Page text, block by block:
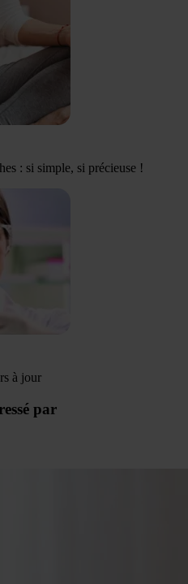
: si simple, si précieuse !
à jour
par